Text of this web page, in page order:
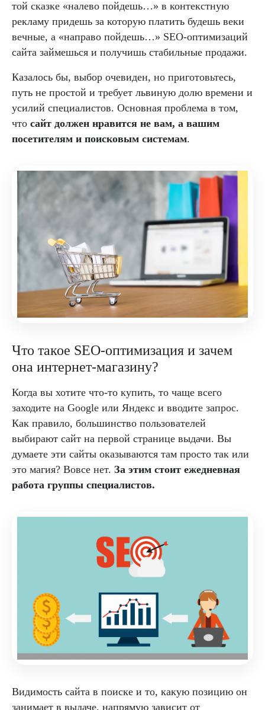
той сказке «налево пойдешь…» в контекстную
рекламу придешь за которую платить будешь веки
вечные, а «направо пойдешь…» SEO-оптимизаций
сайта займешься и получишь стабильные продажи.
Казалось бы, выбор очевиден, но приготовьтесь,
путь не простой и требует львиную долю времени и
усилий специалистов. Основная проблема в том,
что сайт должен нравится не вам, а вашим
посетителям и поисковым системам.
Что такое SEO-оптимизация и зачем
она интернет-магазину?
Когда вы хотите что-то купить, то чаще всего
заходите на Google или Яндекс и вводите запрос.
Как правило, большинство пользователей
выбирают сайт на первой странице выдачи. Вы
думаете эти сайты оказываются там просто так или
это магия? Вовсе нет. За этим стоит ежедневная
работа группы специалистов.
Видимость сайта в поиске и то, какую позицию он
занимает в выдаче, напрямую зависит от